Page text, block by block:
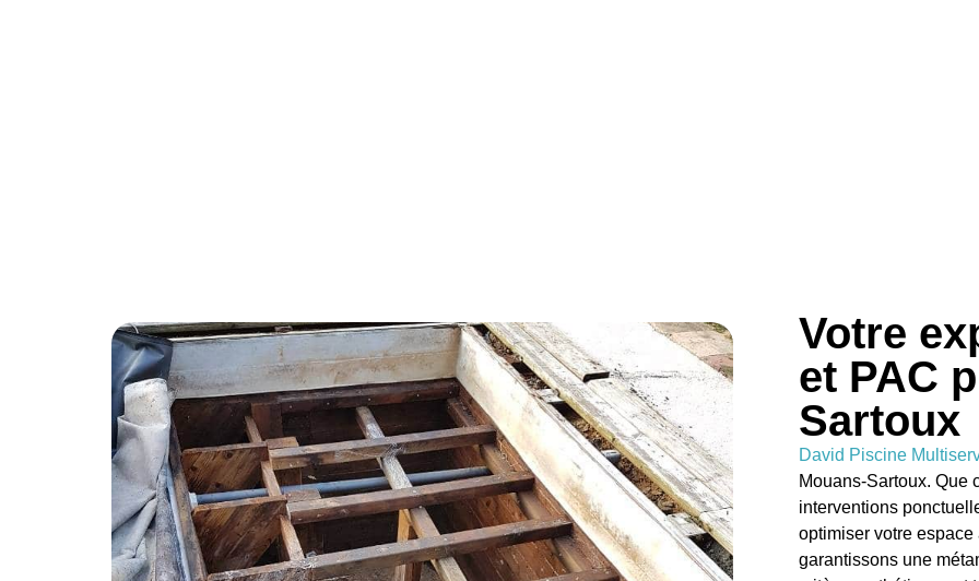
Votre
et PAC
Sartoux
David Piscine
Mouans-Sartoux. Que
interventions
optimiser votre
garantissons une